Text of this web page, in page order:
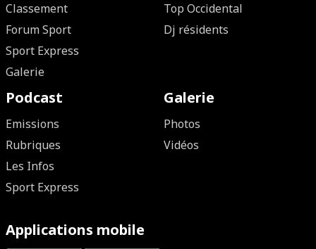
Classement
Forum Sport
Sport Express
Galerie
Top Occidental
Dj résidents
Podcast
Emissions
Rubriques
Les Infos
Sport Express
Galerie
Photos
Vidéos
Applications mobile